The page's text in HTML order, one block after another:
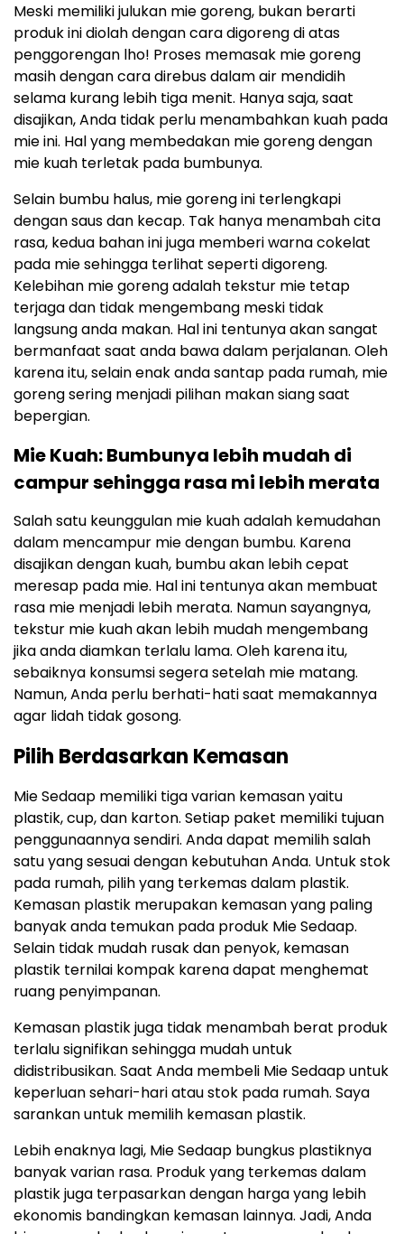
Meski memiliki julukan mie goreng, bukan berarti
produk ini diolah dengan cara digoreng di atas
penggorengan lho! Proses memasak mie goreng
masih dengan cara direbus dalam air mendidih
selama kurang lebih tiga menit. Hanya saja, saat
disajikan, Anda tidak perlu menambahkan kuah pada
mie ini. Hal yang membedakan mie goreng dengan
mie kuah terletak pada bumbunya.
Selain bumbu halus, mie goreng ini terlengkapi
dengan saus dan kecap. Tak hanya menambah cita
rasa, kedua bahan ini juga memberi warna cokelat
pada mie sehingga terlihat seperti digoreng.
Kelebihan mie goreng adalah tekstur mie tetap
terjaga dan tidak mengembang meski tidak
langsung anda makan. Hal ini tentunya akan sangat
bermanfaat saat anda bawa dalam perjalanan. Oleh
karena itu, selain enak anda santap pada rumah, mie
goreng sering menjadi pilihan makan siang saat
bepergian.
Mie Kuah: Bumbunya lebih mudah di
campur sehingga rasa mi lebih merata
Salah satu keunggulan mie kuah adalah kemudahan
dalam mencampur mie dengan bumbu. Karena
disajikan dengan kuah, bumbu akan lebih cepat
meresap pada mie. Hal ini tentunya akan membuat
rasa mie menjadi lebih merata. Namun sayangnya,
tekstur mie kuah akan lebih mudah mengembang
jika anda diamkan terlalu lama. Oleh karena itu,
sebaiknya konsumsi segera setelah mie matang.
Namun, Anda perlu berhati-hati saat memakannya
agar lidah tidak gosong.
Pilih Berdasarkan Kemasan
Mie Sedaap memiliki tiga varian kemasan yaitu
plastik, cup, dan karton. Setiap paket memiliki tujuan
penggunaannya sendiri. Anda dapat memilih salah
satu yang sesuai dengan kebutuhan Anda. Untuk stok
pada rumah, pilih yang terkemas dalam plastik.
Kemasan plastik merupakan kemasan yang paling
banyak anda temukan pada produk Mie Sedaap.
Selain tidak mudah rusak dan penyok, kemasan
plastik ternilai kompak karena dapat menghemat
ruang penyimpanan.
Kemasan plastik juga tidak menambah berat produk
terlalu signifikan sehingga mudah untuk
didistribusikan. Saat Anda membeli Mie Sedaap untuk
keperluan sehari-hari atau stok pada rumah. Saya
sarankan untuk memilih kemasan plastik.
Lebih enaknya lagi, Mie Sedaap bungkus plastiknya
banyak varian rasa. Produk yang terkemas dalam
plastik juga terpasarkan dengan harga yang lebih
ekonomis bandingkan kemasan lainnya. Jadi, Anda